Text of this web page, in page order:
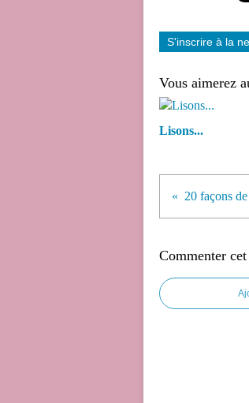
S'inscrire à la
Vous aimerez
Lisons...
20 façons
Commenter